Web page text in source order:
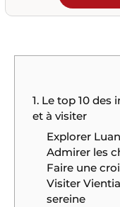
1. Le top 10 des
et à visiter
Explorer
Admirer les
Faire une
Visiter
sereine